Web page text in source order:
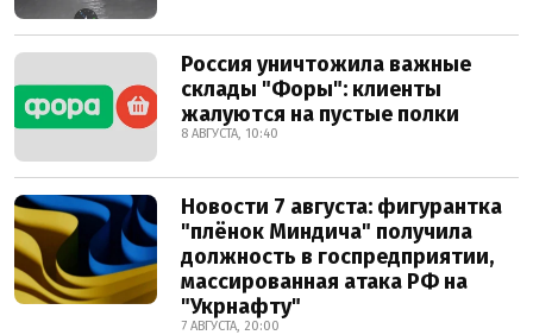
Россия уничтожила важные
склады "Форы": клиенты
жалуются на пустые полки
8 АВГУСТА, 10:40
Новости 7 августа: фигурантка
"плёнок Миндича" получила
должность в госпредприятии,
массированная атака РФ на
"Укрнафту"
7 АВГУСТА, 20:00